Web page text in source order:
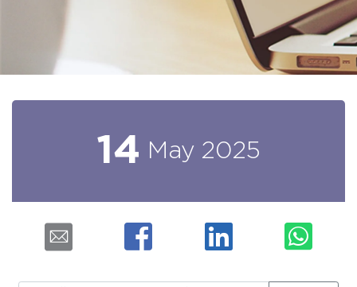
14 May 2025